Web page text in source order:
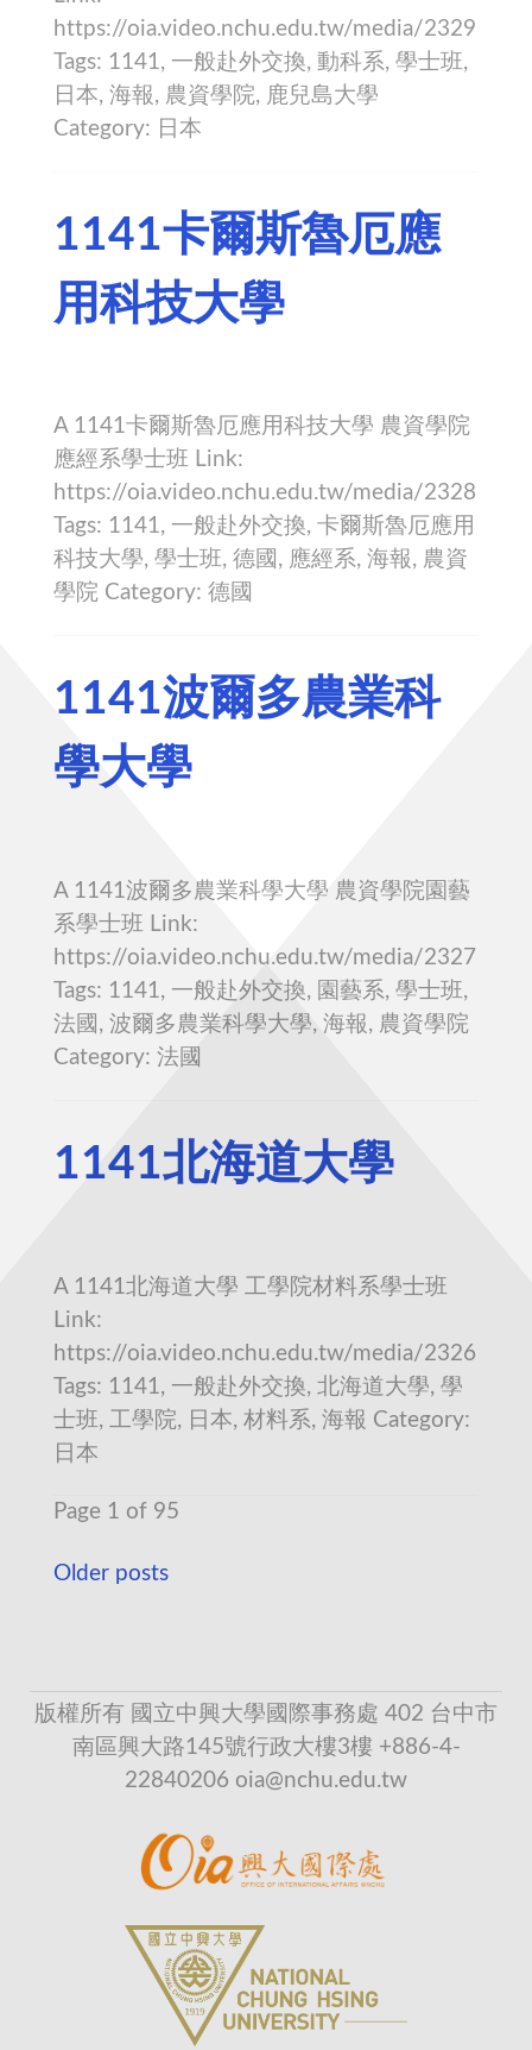
https://oia.video.nchu.edu.tw/media/2329
Tags: 1141, 一般赴外交換, 動科系, 學士班,
日本, 海報, 農資學院, 鹿兒島大學
Category: 日本
1141卡爾斯魯厄應
用科技大學
A 1141卡爾斯魯厄應用科技大學 農資學院
應經系學士班 Link:
https://oia.video.nchu.edu.tw/media/2328
Tags: 1141, 一般赴外交換, 卡爾斯魯厄應用
科技大學, 學士班, 德國, 應經系, 海報, 農資
學院 Category: 德國
1141波爾多農業科
學大學
A 1141波爾多農業科學大學 農資學院園藝
系學士班 Link:
https://oia.video.nchu.edu.tw/media/2327
Tags: 1141, 一般赴外交換, 園藝系, 學士班,
法國, 波爾多農業科學大學, 海報, 農資學院
Category: 法國
1141北海道大學
A 1141北海道大學 工學院材料系學士班
Link:
https://oia.video.nchu.edu.tw/media/2326
Tags: 1141, 一般赴外交換, 北海道大學, 學
士班, 工學院, 日本, 材料系, 海報 Category:
日本
Page 1 of 95
Older posts
版權所有 國立中興大學國際事務處 402 台中市
南區興大路145號行政大樓3樓 +886-4-
22840206 oia@nchu.edu.tw